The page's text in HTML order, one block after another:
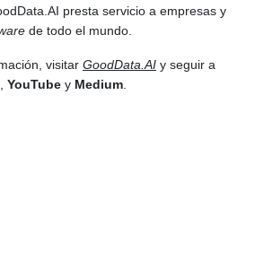
presta servicio a empresas y
de todo el mundo.
visitar GoodData.AI y seguir a
, YouTube y Medium.